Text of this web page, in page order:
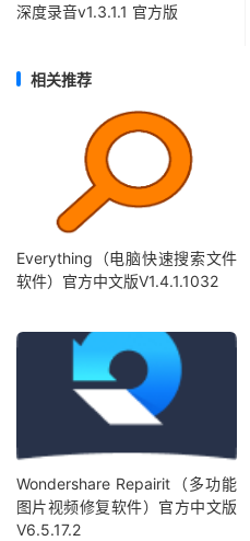
深度录音v1.3.1.1 官方版
相关推荐
Everything（电脑快速搜索文件
软件）官方中文版V1.4.1.1032
Wondershare Repairit（多功能
图片视频修复软件）官方中文版
V6.5.17.2